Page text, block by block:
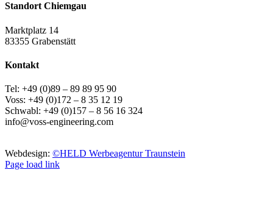
Standort Chiemgau
Marktplatz 14
83355 Grabenstätt
Kontakt
Tel: +49 (0)89 – 89 89 95 90
Voss: +49 (0)172 – 8 35 12 19
Schwabl: +49 (0)157 – 8 56 16 324
info@voss-engineering.com
Webdesign: ©HELD Werbeagentur Traunstein
Page load link